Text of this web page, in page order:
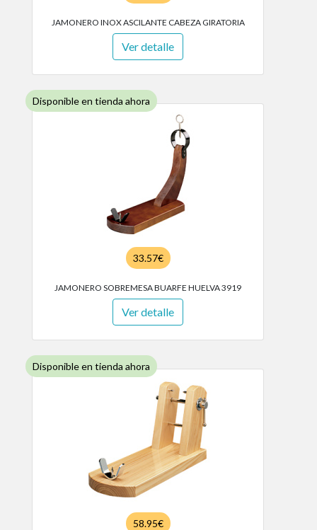
JAMONERO INOX ASCILANTE CABEZA GIRATORIA
Ver detalle
Disponible en tienda ahora
33.57€
JAMONERO SOBREMESA BUARFE HUELVA 3919
Ver detalle
Disponible en tienda ahora
58.95€